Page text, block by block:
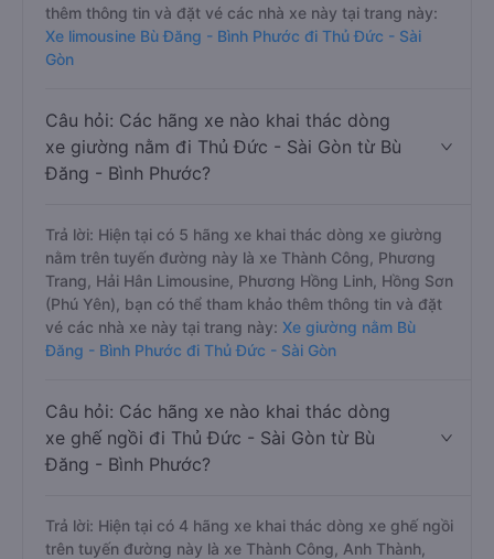
thêm thông tin và đặt vé các nhà xe này tại trang này:
Xe limousine Bù Đăng - Bình Phước đi Thủ Đức - Sài
Gòn
Câu hỏi: Các hãng xe nào khai thác dòng
xe giường nằm đi Thủ Đức - Sài Gòn từ Bù
Đăng - Bình Phước?
Trả lời: Hiện tại có 5 hãng xe khai thác dòng xe giường
nằm trên tuyến đường này là xe Thành Công, Phương
Trang, Hải Hân Limousine, Phương Hồng Linh, Hồng Sơn
(Phú Yên), bạn có thể tham khảo thêm thông tin và đặt
vé các nhà xe này tại trang này: Xe giường nằm Bù
Đăng - Bình Phước đi Thủ Đức - Sài Gòn
Câu hỏi: Các hãng xe nào khai thác dòng
xe ghế ngồi đi Thủ Đức - Sài Gòn từ Bù
Đăng - Bình Phước?
Trả lời: Hiện tại có 4 hãng xe khai thác dòng xe ghế ngồi
trên tuyến đường này là xe Thành Công, Anh Thành,